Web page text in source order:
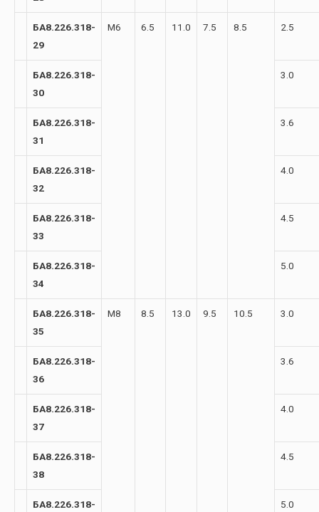
БА8.226.318-
29
М6 6.5 11.0 7.5 8.5 2.5
БА8.226.318-
30
3.0
БА8.226.318-
31
3.6
БА8.226.318-
32
4.0
БА8.226.318-
33
4.5
БА8.226.318-
34
5.0
БА8.226.318-
35
М8 8.5 13.0 9.5 10.5 3.0
БА8.226.318-
36
3.6
БА8.226.318-
37
4.0
БА8.226.318-
38
4.5
БА8.226.318-
5.0